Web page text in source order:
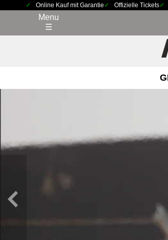
Online Kauf mit Garantie Offizielle Tickets
Menu
☰